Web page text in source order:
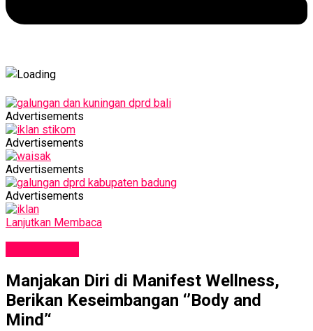
Advertisements
Advertisements
Advertisements
Advertisements
Lanjutkan Membaca
Manjakan Diri di Manifest Wellness,
Berikan Keseimbangan ‘’Body and
Mind’‘